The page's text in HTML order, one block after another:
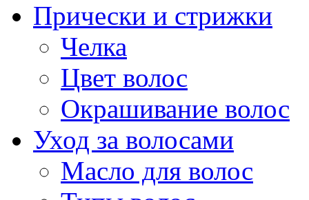
Прически и стрижки
Челка
Цвет волос
Окрашивание волос
Уход за волосами
Масло для волос